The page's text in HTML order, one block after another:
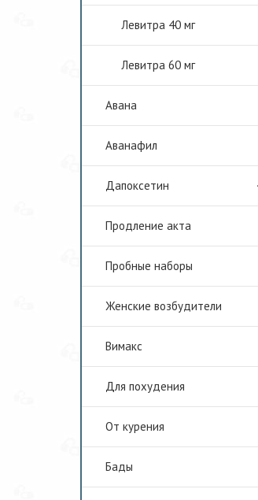
Левитра 40 мг
Левитра 60 мг
Авана
Аванафил
Дапоксетин
Продление акта
Пробные наборы
Женские возбудители
Вимакс
Для похудения
От курения
Бады